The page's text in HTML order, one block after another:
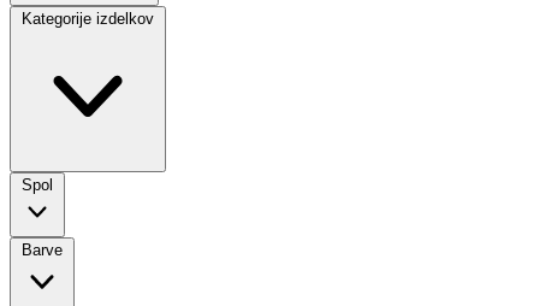
Kategorije izdelkov
Spol
Barve